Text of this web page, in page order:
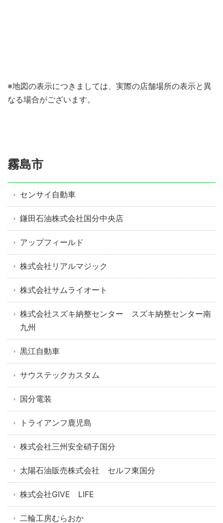
※地図の表示につきましては、実際の店舗場所の表示と異
なる場合がございます。
霧島市
センサイ自動車
鎌田石油株式会社国分中央店
アップフィールド
株式会社リアルマジック
株式会社サムライオート
株式会社スズキ納整センター スズキ納整センター南
九州
黒江自動車
サウステックカスタム
国分電装
トライアンフ鹿児島
株式会社三州安全硝子国分
太陽石油販売株式会社 セルフ東国分
株式会社GIVE LIFE
二輪工房むらおか